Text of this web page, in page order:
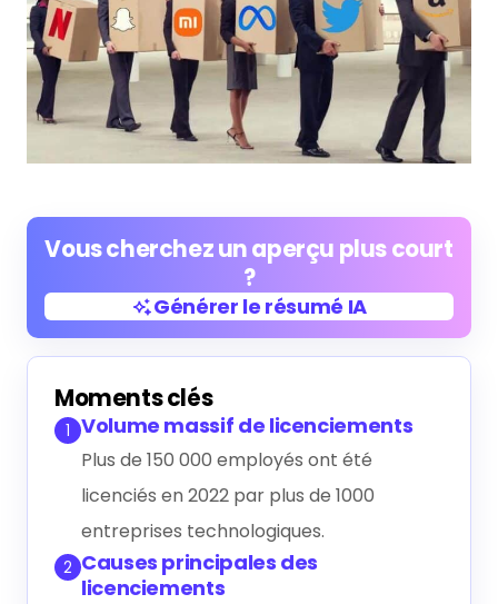
Vous cherchez un aperçu plus court
?
Générer le résumé IA
Générer le résumé IA
Moments clés
1 Volume massif de licenciements
Plus de 150 000 employés ont été
licenciés en 2022 par plus de 1000
entreprises technologiques.
2 Causes principales des
licenciements